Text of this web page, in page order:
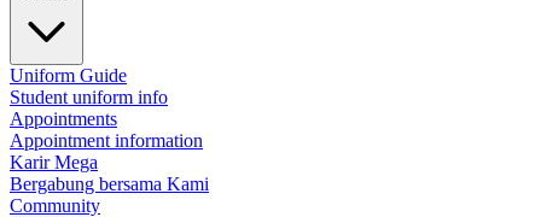
Uniform Guide
Student uniform info
Appointments
Appointment information
Karir Mega
Bergabung bersama Kami
Community